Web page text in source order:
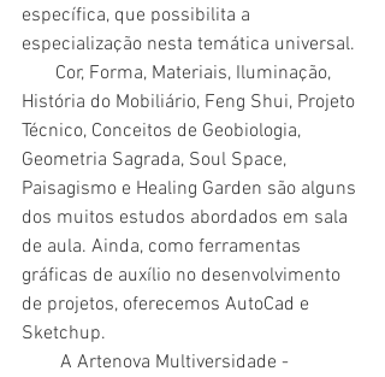
específica, que possibilita a
especialização nesta temática universal.
História do Mobiliário, Feng Shui, Projeto
Técnico, Conceitos de Geobiologia,
Geometria Sagrada, Soul Space,
Paisagismo e Healing Garden são alguns
dos muitos estudos abordados em sala
de aula. Ainda, como ferramentas
gráficas de auxílio no desenvolvimento
de projetos, oferecemos AutoCad e
Sketchup.